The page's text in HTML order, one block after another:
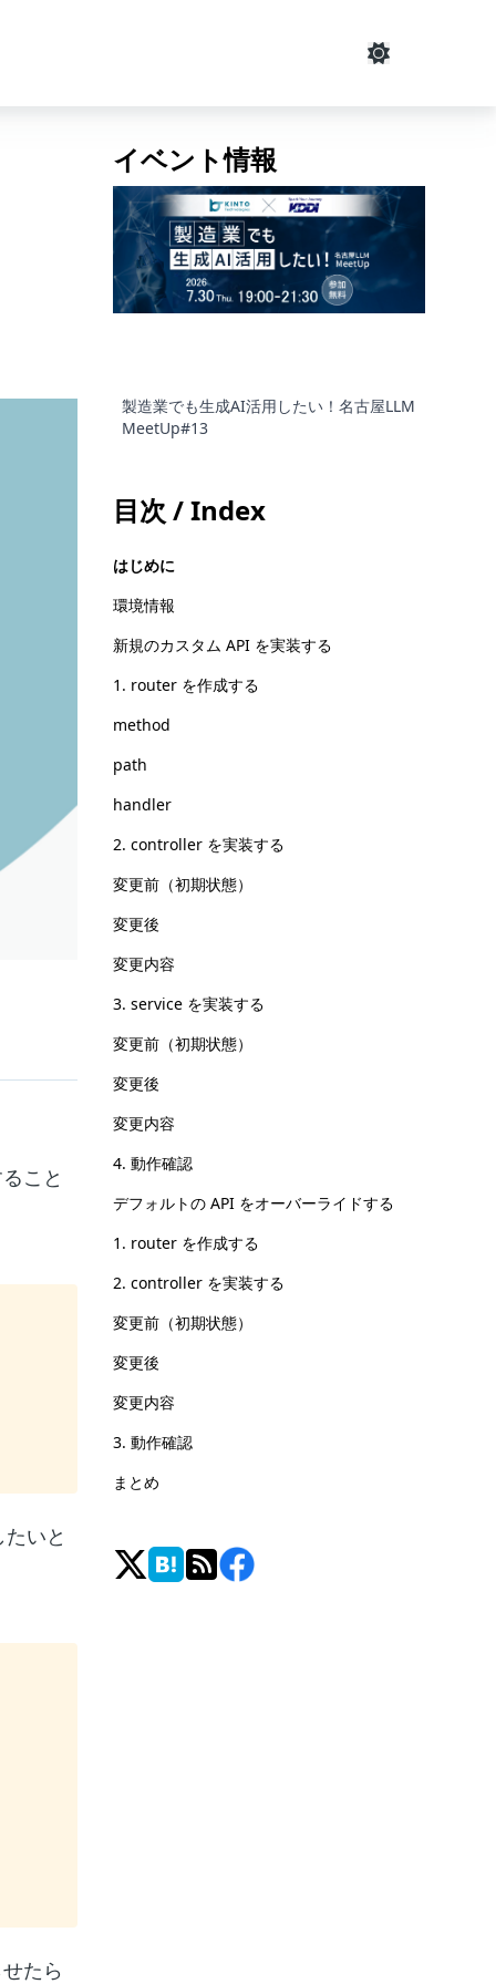
こと
いと
たら
イベント情報
製造業でも生成AI活用したい！名古屋LLM
MeetUp#13
目次 / Index
はじめに
環境情報
新規のカスタム API を実装する
1. router を作成する
method
path
handler
2. controller を実装する
変更前（初期状態）
変更後
変更内容
3. service を実装する
変更前（初期状態）
変更後
変更内容
4. 動作確認
デフォルトの API をオーバーライドする
1. router を作成する
2. controller を実装する
変更前（初期状態）
変更後
変更内容
3. 動作確認
まとめ